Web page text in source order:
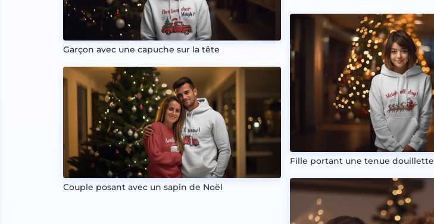
Garçon avec une capuche sur la tête
Couple posant avec un sapin de Noël
Fille portant une tenue douillette